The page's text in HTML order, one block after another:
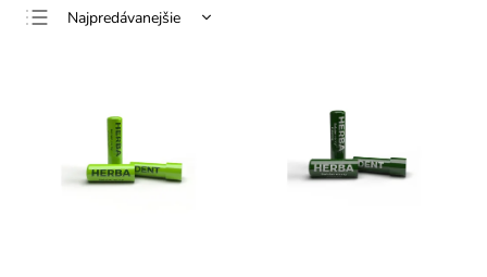
Najpredávanejšie
Abecedne